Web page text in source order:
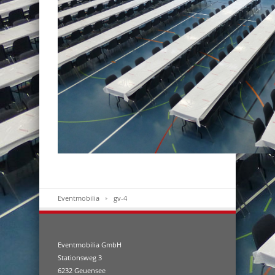
Eventmobilia gv-4
Eventmobilia GmbH
Stationsweg 3
6232 Geuensee